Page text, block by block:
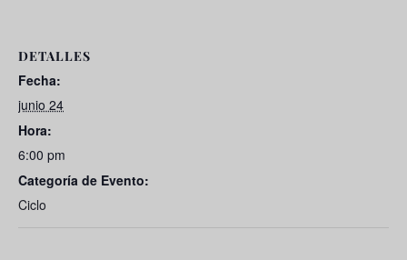
DETALLES
Fecha:
junio 24
Hora:
6:00 pm
Categoría de Evento:
Ciclo